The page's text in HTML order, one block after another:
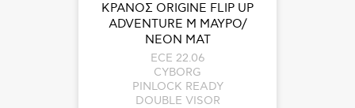
ΚΡΑΝΟΣ ORIGINE FLIP UP
ADVENTURE M ΜΑΥΡΟ/
ΝΕΟΝ ΜΑΤ
ECE 22.06
CYBORG
PINLOCK READY
DOUBLE VISOR